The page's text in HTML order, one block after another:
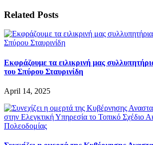
Related Posts
Εκφράζουμε τα ειλικρινή μας
του Σπύρου Σταυρινίδη
April 14, 2025